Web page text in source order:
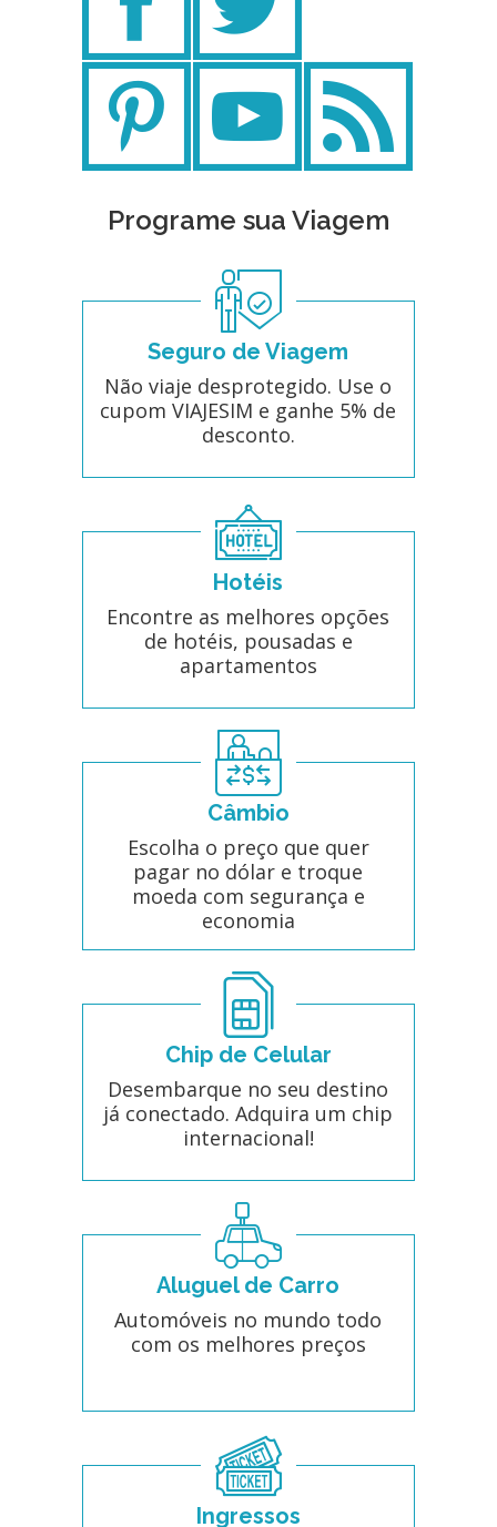
Programe sua Viagem
Seguro de Viagem
Não viaje desprotegido. Use o
cupom VIAJESIM e ganhe 5% de
desconto.
Hotéis
Encontre as melhores opções
de hotéis, pousadas e
apartamentos
Câmbio
Escolha o preço que quer
pagar no dólar e troque
moeda com segurança e
economia
Chip de Celular
Desembarque no seu destino
já conectado. Adquira um chip
internacional!
Aluguel de Carro
Automóveis no mundo todo
com os melhores preços
Ingressos